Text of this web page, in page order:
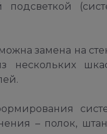
замена на
нескольких
– полок,